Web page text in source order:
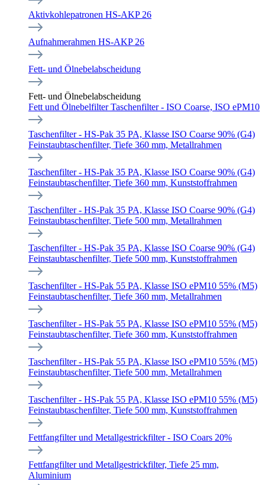
Aktivkohlepatronen HS-AKP 26
Aufnahmerahmen HS-AKP 26
Fett- und Ölnebelabscheidung
Fett- und Ölnebelabscheidung
Fett und Ölnebelfilter Taschenfilter - ISO Coarse, ISO ePM10
Taschenfilter - HS-Pak 35 PA, Klasse ISO Coarse 90% (G4)
Feinstaubtaschenfilter, Tiefe 360 mm, Metallrahmen
Taschenfilter - HS-Pak 35 PA, Klasse ISO Coarse 90% (G4)
Feinstaubtaschenfilter, Tiefe 360 mm, Kunststoffrahmen
Taschenfilter - HS-Pak 35 PA, Klasse ISO Coarse 90% (G4)
Feinstaubtaschenfilter, Tiefe 500 mm, Metallrahmen
Taschenfilter - HS-Pak 35 PA, Klasse ISO Coarse 90% (G4)
Feinstaubtaschenfilter, Tiefe 500 mm, Kunststoffrahmen
Taschenfilter - HS-Pak 55 PA, Klasse ISO ePM10 55% (M5)
Feinstaubtaschenfilter, Tiefe 360 mm, Metallrahmen
Taschenfilter - HS-Pak 55 PA, Klasse ISO ePM10 55% (M5)
Feinstaubtaschenfilter, Tiefe 360 mm, Kunststoffrahmen
Taschenfilter - HS-Pak 55 PA, Klasse ISO ePM10 55% (M5)
Feinstaubtaschenfilter, Tiefe 500 mm, Metallrahmen
Taschenfilter - HS-Pak 55 PA, Klasse ISO ePM10 55% (M5)
Feinstaubtaschenfilter, Tiefe 500 mm, Kunststoffrahmen
Fettfangfilter und Metallgestrickfilter - ISO Coars 20%
Fettfangfilter und Metallgestrickfilter, Tiefe 25 mm,
Aluminium